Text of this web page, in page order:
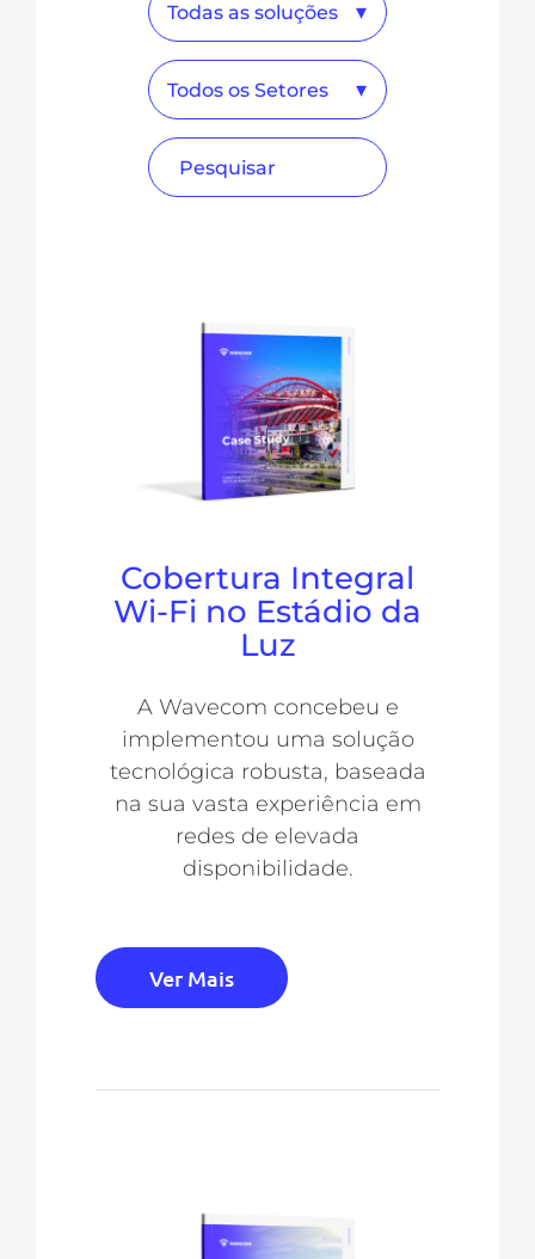
Cobertura Integral
Wi-Fi no Estádio da
Luz
A Wavecom concebeu e
implementou uma solução
tecnológica robusta, baseada
na sua vasta experiência em
redes de elevada
disponibilidade.
Ver Mais